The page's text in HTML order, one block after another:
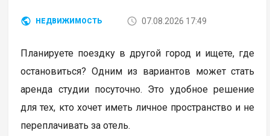
НЕДВИЖИМОСТЬ 07.08.2026 17:49
Планируете поездку в другой город и ищете, где
остановиться? Одним из вариантов может стать
аренда студии посуточно. Это удобное решение
для тех, кто хочет иметь личное пространство и не
переплачивать за отель.